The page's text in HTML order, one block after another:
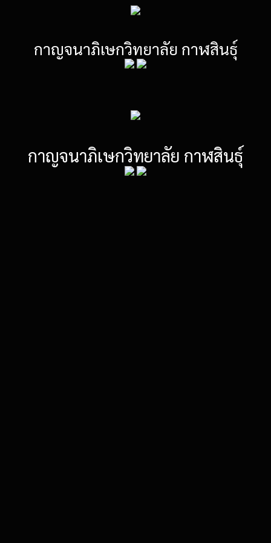
กาญจนาภิเษกวิทยาลัย กาฬสินธุ์
กาญจนาภิเษกวิทยาลัย กาฬสินธุ์